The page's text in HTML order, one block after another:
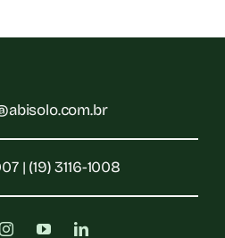
| (19) 3116-1008